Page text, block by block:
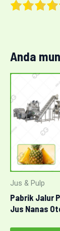
Anda
Jus & Pulp
Pabrik Jalur
Jus Nanas